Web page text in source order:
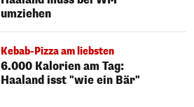
umziehen
Kebab-Pizza am liebsten
6.000 Kalorien am Tag:
Haaland isst "wie ein Bär"